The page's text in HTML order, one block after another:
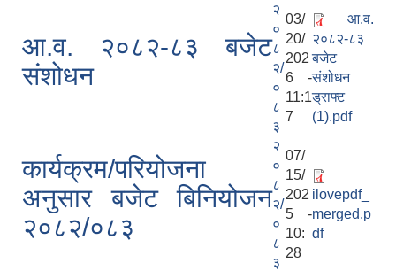
आ.व. २०८२-८३ बजेट
संशोधन
२
०
८
२/
०
८
३
03/
20/
202
6 -
11:1
7
आ.व.
२०८२-८३
बजेट
संशोधन
ड्राफ्ट
(1).pdf
कार्यक्रम/परियोजना
अनुसार बजेट बिनियोजन
२०८२/०८३
२
०
८
२/
०
८
३
07/
15/
202
5 -
10:
28
ilovepdf_
merged.p
df